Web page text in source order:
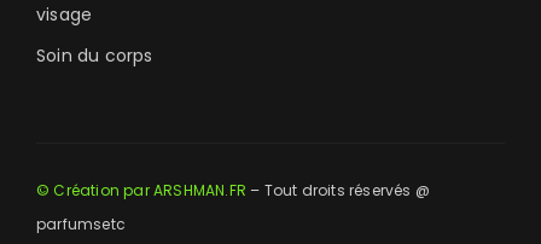
visage
Soin du corps
© Création par ARSHMAN.FR – Tout droits réservés @
parfumsetc